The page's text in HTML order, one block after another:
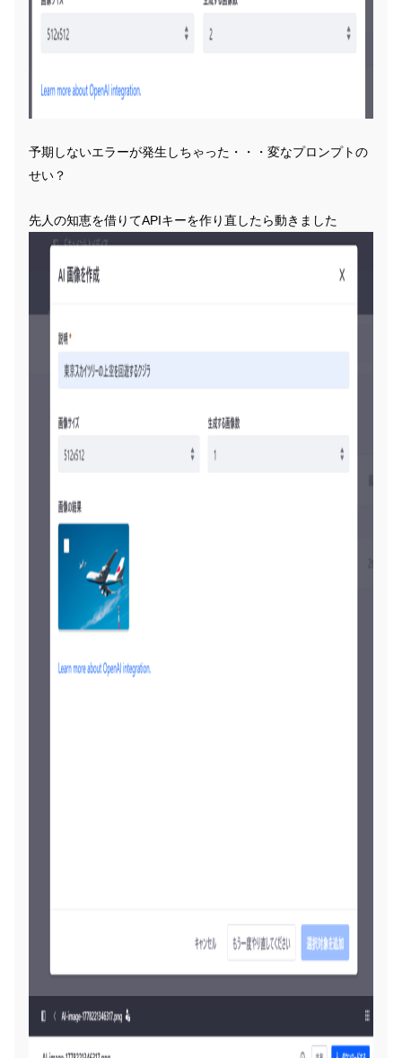
予期しないエラーが発生しちゃった・・・変なプロンプトの
せい？
先人の知恵を借りてAPIキーを作り直したら動きました